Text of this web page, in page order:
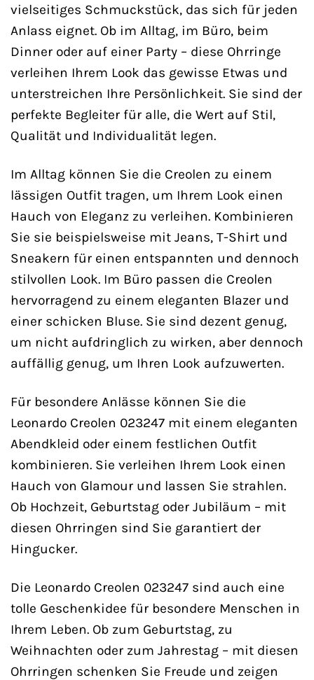
vielseitiges Schmuckstück, das sich für jeden
Anlass eignet. Ob im Alltag, im Büro, beim
Dinner oder auf einer Party – diese Ohrringe
verleihen Ihrem Look das gewisse Etwas und
unterstreichen Ihre Persönlichkeit. Sie sind der
perfekte Begleiter für alle, die Wert auf Stil,
Qualität und Individualität legen.
Im Alltag können Sie die Creolen zu einem
lässigen Outfit tragen, um Ihrem Look einen
Hauch von Eleganz zu verleihen. Kombinieren
Sie sie beispielsweise mit Jeans, T-Shirt und
Sneakern für einen entspannten und dennoch
stilvollen Look. Im Büro passen die Creolen
hervorragend zu einem eleganten Blazer und
einer schicken Bluse. Sie sind dezent genug,
um nicht aufdringlich zu wirken, aber dennoch
auffällig genug, um Ihren Look aufzuwerten.
Für besondere Anlässe können Sie die
Leonardo Creolen 023247 mit einem eleganten
Abendkleid oder einem festlichen Outfit
kombinieren. Sie verleihen Ihrem Look einen
Hauch von Glamour und lassen Sie strahlen.
Ob Hochzeit, Geburtstag oder Jubiläum – mit
diesen Ohrringen sind Sie garantiert der
Hingucker.
Die Leonardo Creolen 023247 sind auch eine
tolle Geschenkidee für besondere Menschen in
Ihrem Leben. Ob zum Geburtstag, zu
Weihnachten oder zum Jahrestag – mit diesen
Ohrringen schenken Sie Freude und zeigen